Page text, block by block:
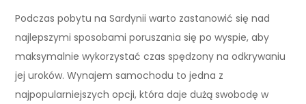
Podczas pobytu na Sardynii warto zastanowić się nad
najlepszymi sposobami poruszania się po wyspie, aby
maksymalnie wykorzystać czas spędzony na odkrywaniu
jej uroków. Wynajem samochodu to jedna z
najpopularniejszych opcji, która daje dużą swobodę w